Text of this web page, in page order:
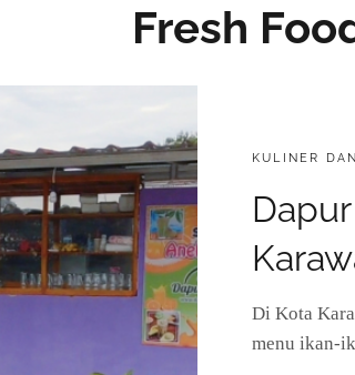
Fresh
CATEGORIES:
KULINER
Di Kota
menu ikan-